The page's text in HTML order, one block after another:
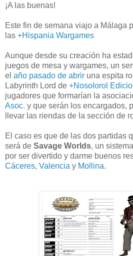
¡A las buenas!
Este fin de semana viajo a Málaga
las +Hispania Wargames
Aunque desde su creación ha
juegos de mesa y wargames, un
el año pasado de abrir una espita
Labyrinth Lord de +Nosolorol
jugadores que formarían la
Asoc. y que serán los encargados,
llevar las riendas de la sección de
El caso es que de las dos partidas
será de Savage Worlds, un
por ser divertido y darme buenos
Cáceres, Valencia y Mollina.